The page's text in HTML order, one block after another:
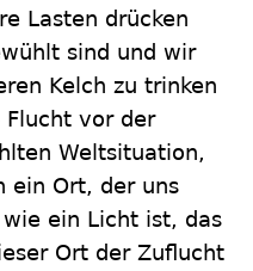
Lasten drücken
sind und wir
Kelch zu trinken
Flucht vor der
Weltsituation,
ein Ort, der uns
ein Licht ist, das
Ort der Zuflucht